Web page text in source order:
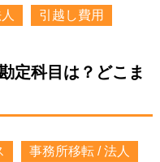
引越し費用
定科目は？どこま
事務所移転 / 法人